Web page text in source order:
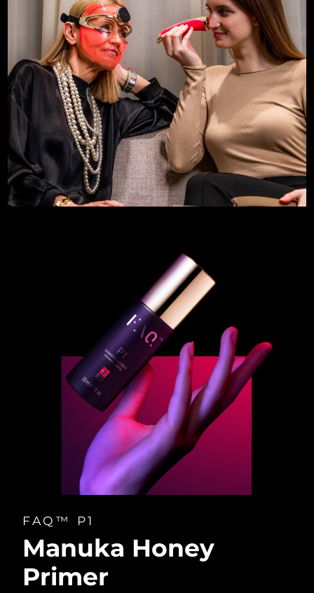
FAQ™ P1
Manuka Honey
Primer